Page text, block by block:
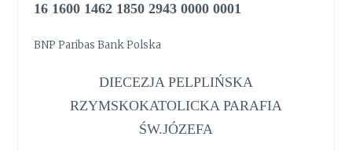
16 1600 1462 1850 2943 0000 0001
BNP Paribas Bank Polska
DIECEZJA PELPLIŃSKA
RZYMSKOKATOLICKA PARAFIA
ŚW.JÓZEFA